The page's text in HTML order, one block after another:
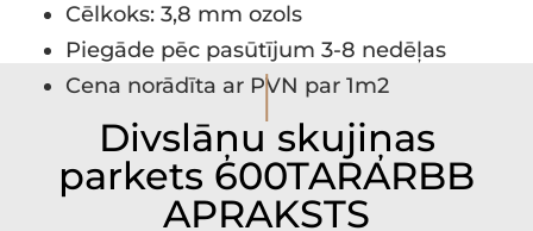
Cēlkoks: 3,8 mm ozols
Piegāde pēc pasūtījum 3-8 nedēļas
Cena norādīta ar PVN par 1m2
I
Divslāņu skujiņas
parkets 600TARARBB
APRAKSTS